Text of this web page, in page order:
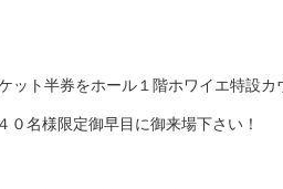
ト半券をホール１階ホワイエ特設
０名様限定御早目に御来場下さい！